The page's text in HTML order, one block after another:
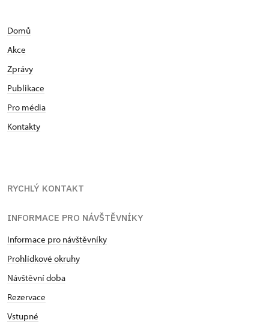
Domů
Akce
Zprávy
Publikace
Pro média
Kontakty
RYCHLÝ KONTAKT
INFORMACE PRO NÁVŠTĚVNÍKY
Informace pro návštěvníky
Prohlídkové okruhy
Návštěvní doba
Rezervace
Vstupné